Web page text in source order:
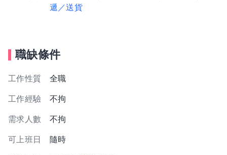
遞／送貨
職缺條件
工作性質 全職
工作經驗 不拘
需求人數 不拘
可上班日 隨時